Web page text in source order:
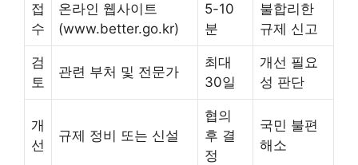
접
수
온라인 웹사이트
(www.better.go.kr)
5-10
분
불합리한
규제 신고
검
토
관련 부처 및 전문가
최대
30일
개선 필요
성 판단
개
선
규제 정비 또는 신설
협의
후 결
정
국민 불편
해소